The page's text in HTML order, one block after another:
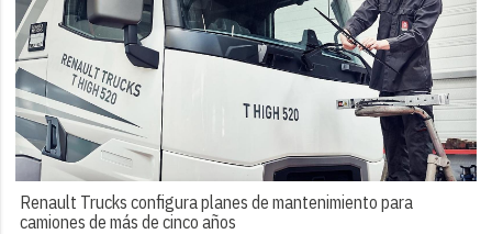
Renault Trucks configura planes de mantenimiento para
camiones de más de cinco años